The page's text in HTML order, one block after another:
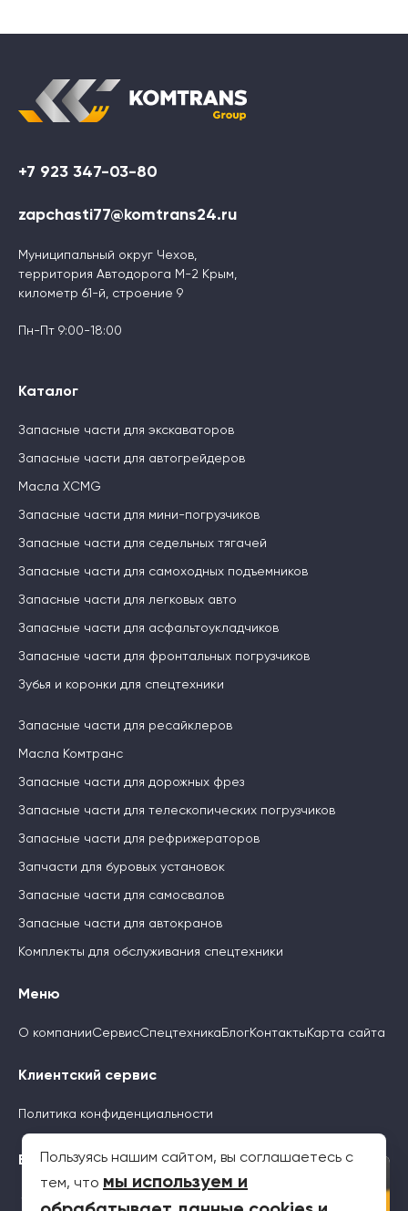
+7 923 347-03-80
zapchasti77@komtrans24.ru
Муниципальный округ Чехов,
территория Автодорога М-2 Крым,
километр 61-й, строение 9
Пн-Пт 9:00-18:00
Каталог
Запасные части для экскаваторов
Запасные части для автогрейдеров
Масла XCMG
Запасные части для мини-погрузчиков
Запасные части для седельных тягачей
Запасные части для самоходных подъемников
Запасные части для легковых авто
Запасные части для асфальтоукладчиков
Запасные части для фронтальных погрузчиков
Зубья и коронки для спецтехники
Запасные части для ресайклеров
Масла Комтранс
Запасные части для дорожных фрез
Запасные части для телескопических погрузчиков
Запасные части для рефрижераторов
Запчасти для буровых установок
Запасные части для самосвалов
Запасные части для автокранов
Комплекты для обслуживания спецтехники
Меню
О компанииСервисСпецтехника БлогКонтакты Карта сайта
Клиентский сервис
Политика конфиденциальности
Будьте с нами
Пользуясь нашим сайтом, вы соглашаетесь с
тем, что мы используем и